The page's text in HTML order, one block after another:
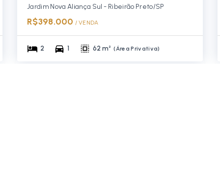
Jardim Nova Aliança Sul - Ribeirão Preto/SP
R$398.000 / VENDA
2 1 62 m² (Área Privativa)